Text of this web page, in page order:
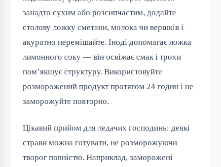
занадто сухим або розсипчастим, додайте
столову ложку сметани, молока чи вершків і
акуратно перемішайте. Іноді допомагає ложка
лимонного соку — він освіжає смак і трохи
пом’якшує структуру. Використовуйте
розморожений продукт протягом 24 годин і не
заморожуйте повторно.
Цікавий прийом для ледачих господинь: деякі
страви можна готувати, не розморожуючи
творог повністю. Наприклад, заморожені